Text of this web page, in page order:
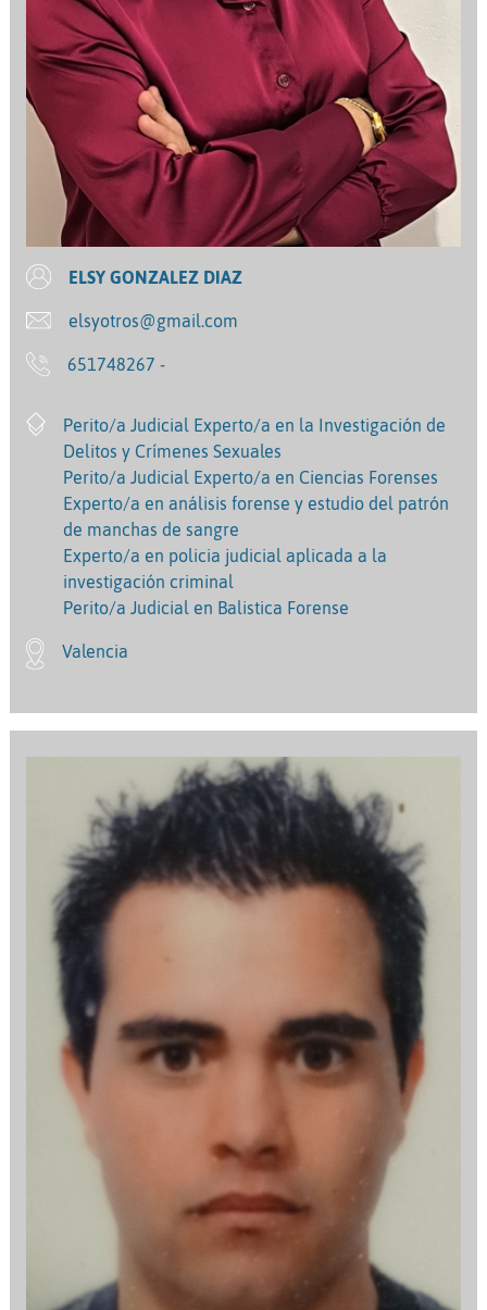
ELSY GONZALEZ DIAZ
elsyotros@gmail.com
651748267 -
Perito/a Judicial Experto/a en la Investigación de
Delitos y Crímenes Sexuales
Perito/a Judicial Experto/a en Ciencias Forenses
Experto/a en análisis forense y estudio del patrón
de manchas de sangre
Experto/a en policia judicial aplicada a la
investigación criminal
Perito/a Judicial en Balistica Forense
Valencia